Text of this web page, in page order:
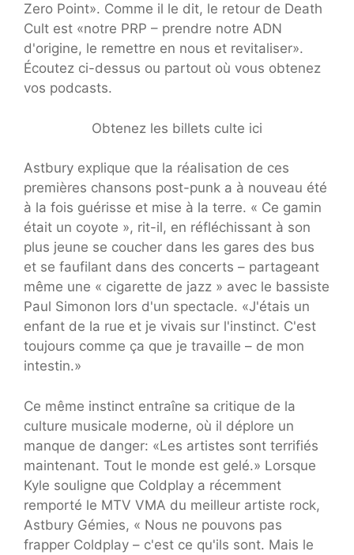
Zero Point». Comme il le dit, le retour de Death
Cult est «notre PRP – prendre notre ADN
d'origine, le remettre en nous et revitaliser».
Écoutez ci-dessus ou partout où vous obtenez
vos podcasts.
Obtenez les billets culte ici
Astbury explique que la réalisation de ces
premières chansons post-punk a à nouveau été
à la fois guérisse et mise à la terre. « Ce gamin
était un coyote », rit-il, en réfléchissant à son
plus jeune se coucher dans les gares des bus
et se faufilant dans des concerts – partageant
même une « cigarette de jazz » avec le bassiste
Paul Simonon lors d'un spectacle. «J'étais un
enfant de la rue et je vivais sur l'instinct. C'est
toujours comme ça que je travaille – de mon
intestin.»
Ce même instinct entraîne sa critique de la
culture musicale moderne, où il déplore un
manque de danger: «Les artistes sont terrifiés
maintenant. Tout le monde est gelé.» Lorsque
Kyle souligne que Coldplay a récemment
remporté le MTV VMA du meilleur artiste rock,
Astbury Gémies, « Nous ne pouvons pas
frapper Coldplay – c'est ce qu'ils sont. Mais le